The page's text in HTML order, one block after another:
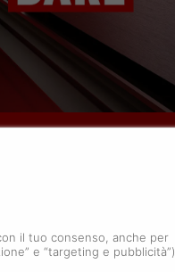
il tuo consenso, anche per
e “targeting e pubblicità”)